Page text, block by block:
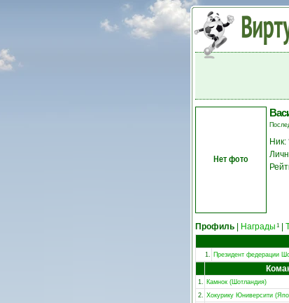
Нет фото
Ник:
Профиль Награды 1
1. Президент федерации
1. Камнок (Шотландия)
2. Хокурику Юниверсити